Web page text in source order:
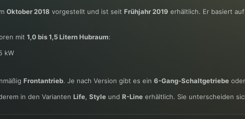
Oktober 2018 vorgestellt und ist seit Frühjahr 2019 erhältlich. Er basiert
mit 1,0 bis 1,5 Litern Hubraum:
kW
Frontantrieb. Je nach Version gibt es ein 6-Gang-Schaltgetriebe
in den Varianten Life, Style und R-Line erhältlich. Sie unterscheiden